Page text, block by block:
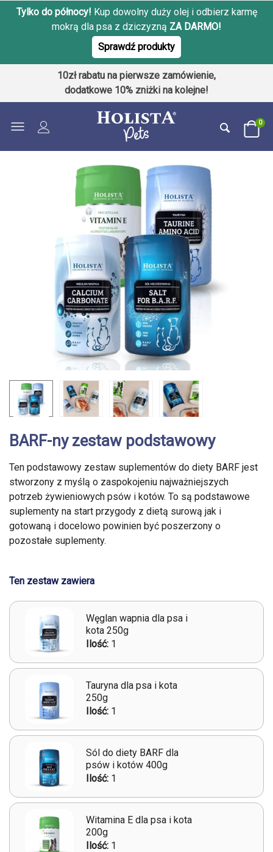
Tylko do północy! Kup dowolny duży olej i odbierz karmę
mokrą dla psa z dziczyzną ZA DARMO!
Sprawdź produkty
10zł rabatu na pierwsze zamówienie,
dodatkowe 10% zniżki na kolejne!
0
BARF-ny zestaw podstawowy
Ten podstawowy zestaw suplementów do diety BARF jest
stworzony z myślą o zaspokojeniu najważniejszych
potrzeb żywieniowych psów i kotów. To są podstawowe
suplementy na start przygody z dietą surową jak i
gotowaną i docelowo powinien być poszerzony o
pozostałe suplementy.
Ten zestaw zawiera
Węglan wapnia dla psa i
kota 250g
Ilość: 1
Tauryna dla psa i kota
250g
Ilość: 1
Sól do diety BARF dla
psów i kotów 400g
Ilość: 1
Witamina E dla psa i kota
200g
Ilość: 1